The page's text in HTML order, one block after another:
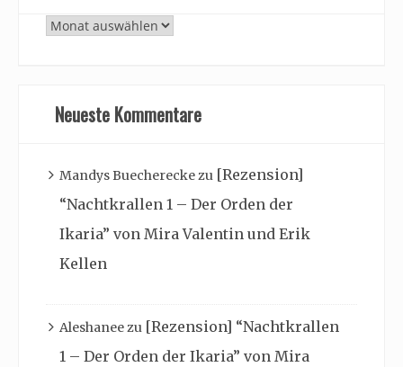
Archiv
Neueste Kommentare
Mandys Buechereckezu [Rezension]
“Nachtkrallen 1 – Der Orden der
Ikaria” von Mira Valentin und Erik
Kellen
Aleshaneezu [Rezension] “Nachtkrallen
1 – Der Orden der Ikaria” von Mira